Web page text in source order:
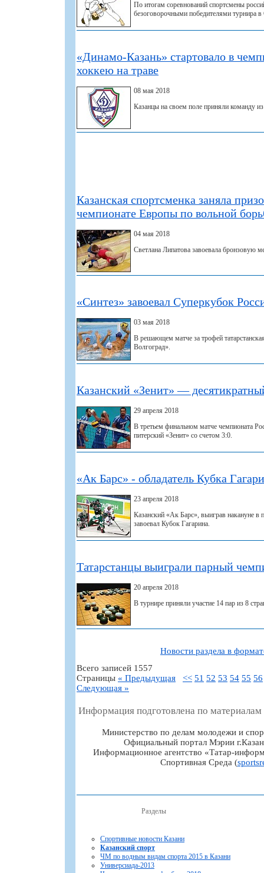
По итогам соревнований спортсмены
безоговорочными победителями турнира в
«Динамо-Казань» стартовало в
хоккею на траве
08 мая 2018
Казанцы на своем поле приняли команду
Казанская спортсменка заняла
чемпионате Европы по вольной
04 мая 2018
Светлана Липатова завоевала бронзовую
«Синтез» завоевал Cуперкубок
03 мая 2018
В решающем матче за трофей
Волгоград».
Казанский «Зенит» —
29 апреля 2018
В третьем финальном матче чемпионата
питерский «Зенит» со счетом 3:0.
«Ак Барс» - обладатель Кубка
23 апреля 2018
Казанский «Ак Барс», выиграв накануне
завоевал Кубок Гагарина.
Татарстанцы выиграли парный
20 апреля 2018
В турнире приняли участие 14 пар из 8
Новости раздела в
Всего записей 1557
Страницы « Предыдущая << 51 52 53 54 55 56
Следующая »
Информация подготовлена по
Министерство по делам молодежи и
Официальный портал Мэрии
Информационное агентство «Татар-
Спортивная Среда (
Разделы
Спортивные новости Казани
Казанский спорт
ЧМ по водным видам спорта 2015 в Казани
Универсиада-2013